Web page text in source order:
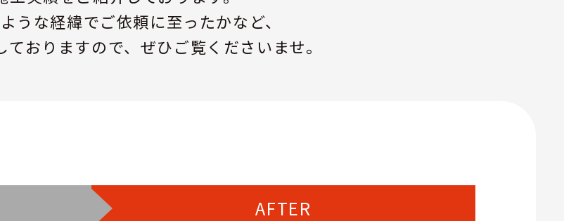
うな経緯でご依頼に至ったかなど、
おりますので、ぜひご覧くださいませ。
AFTER